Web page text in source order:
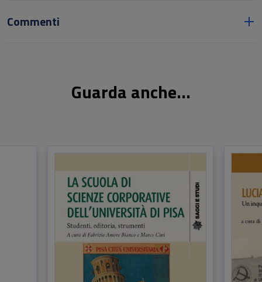
Commenti
Guarda anche...